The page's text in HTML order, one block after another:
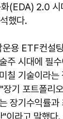
(EDA) 2.0 시
했다.
운용 ETF컨설
주 시대에 필
칠 기술이라는
기 포트폴리
장기수익률과
이라고 말했다.